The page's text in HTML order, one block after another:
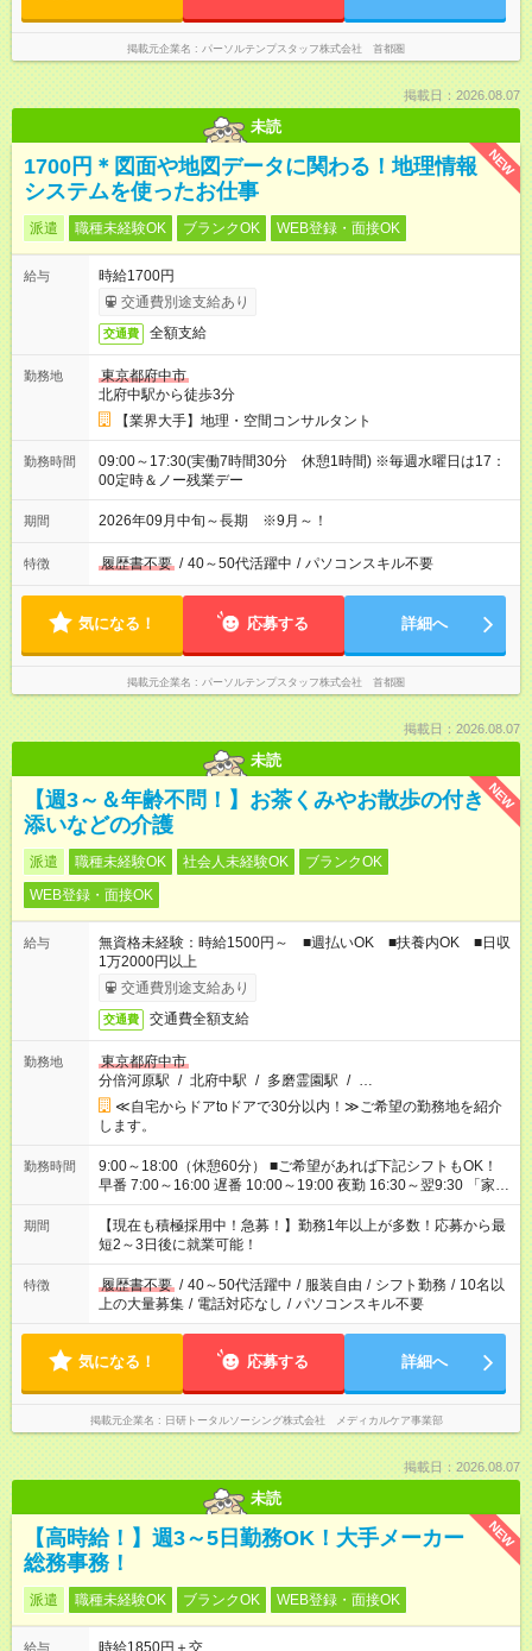
掲載元企業名 パーソルテンプスタッフ株式会社 首都圏
掲載日：2026.08.07
未読
NEW
1700円＊図面や地図データに関わる！地理情報
システムを使ったお仕事
派遣 職種未経験OK ブランクOK WEB登録・面接OK
給与
時給1700円
交通費別途支給あり
交通費 全額支給
勤務地
東京都府中市
北府中駅から徒歩3分
【業界大手】地理・空間コンサルタント
勤務時間
09:00～17:30(実働7時間30分 休憩1時間) ※毎週水曜日は17：
00定時＆ノー残業デー
期間 2026年09月中旬～長期 ※9月～！
特徴 履歴書不要 / 40～50代活躍中 / パソコンスキル不要
気になる！ 応募する 詳細へ
掲載元企業名 パーソルテンプスタッフ株式会社 首都圏
掲載日：2026.08.07
未読
NEW
【週3～＆年齢不問！】お茶くみやお散歩の付き
添いなどの介護
派遣 職種未経験OK 社会人未経験OK
ブランクOK
WEB登録・面接OK
給与
無資格未経験：時給1500円～ ■週払いOK ■扶養内OK ■日収
1万2000円以上
交通費別途支給あり
交通費 交通費全額支給
勤務地
東京都府中市
分倍河原駅 / 北府中駅 / 多磨霊園駅 / …
≪自宅からドアtoドアで30分以内！≫ご希望の勤務地を紹介
します。
勤務時間
9:00～18:00（休憩60分） ■ご希望があれば下記シフトもOK！
早番 7:00～16:00 遅番 10:00～19:00 夜勤 16:30～翌9:30 「家族
と休みを合わせたい」 「余裕を持って夕飯の準備がしたい」
「できれば残業はしたくない」 など、ご希望を教えてください
ね。 ※Wワーク希望の方へ 今ご覧のお仕事で希望する勤務時間
と、もう1つのお仕事の勤務時間。 合計で週40時間を超える場
合は応募できません。
期間
【現在も積極採用中！急募！】勤務1年以上が多数！応募から最
短2～3日後に就業可能！
特徴 履歴書不要 / 40～50代活躍中 / 服装自由 / シフト勤務 / 10名以
上の大量募集 / 電話対応なし / パソコンスキル不要
気になる！ 応募する 詳細へ
掲載元企業名 日研トータルソーシング株式会社 メディカルケア事業部
掲載日：2026.08.07
未読
NEW
【高時給！】週3～5日勤務OK！大手メーカー
総務事務！
派遣 職種未経験OK ブランクOK WEB登録・面接OK
給与
時給1850円＋交